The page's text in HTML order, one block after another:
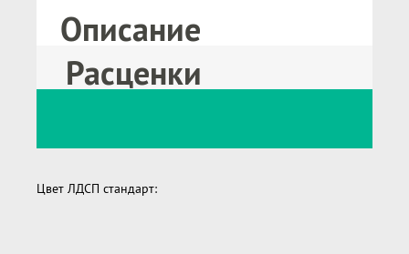
Описание
Расценки
Цвет ЛДСП стандарт: